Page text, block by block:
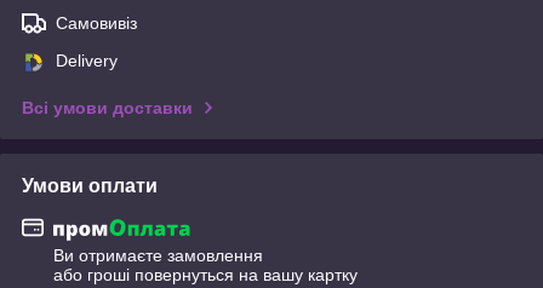
Самовивіз
Delivery
Всі умови доставки
Умови оплати
Ви отримаєте замовлення
або гроші повернуться на вашу картку